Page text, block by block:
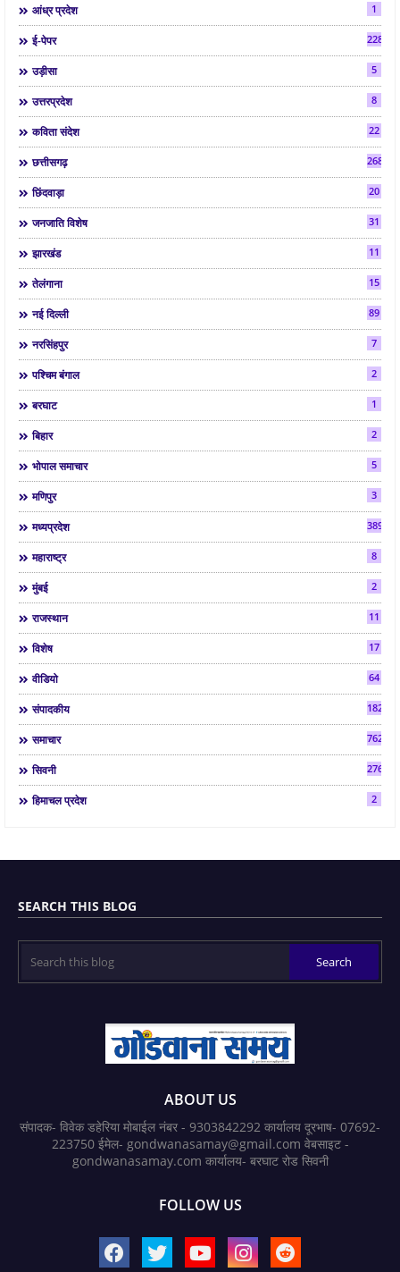
आंध्र प्रदेश 1
ई-पेपर 2286
उड़ीसा 5
उत्तरप्रदेश 8
कविता संदेश 22
छत्तीसगढ़ 268
छिंदवाड़ा 20
जनजाति विशेष 31
झारखंड 11
तेलंगाना 15
नई दिल्ली 89
नरसिंहपुर 7
पश्चिम बंगाल 2
बरघाट 1
बिहार 2
भोपाल समाचार 5
मणिपुर 3
मध्यप्रदेश 3892
महाराष्ट्र 8
मुंबई 2
राजस्थान 11
विशेष 17
वीडियो 64
संपादकीय 182
समाचार 7624
सिवनी 2763
हिमाचल प्रदेश 2
SEARCH THIS BLOG
ABOUT US
संपादक- विवेक डहेरिया मोबाईल नंबर - 9303842292 कार्यालय दूरभाष- 07692-
223750 ईमेल- gondwanasamay@gmail.com वेबसाइट -
gondwanasamay.com कार्यालय- बरघाट रोड सिवनी
FOLLOW US